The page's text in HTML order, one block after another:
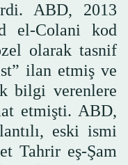
ABD, 2013
el-Colani kod
olarak tasnif
ilan etmiş ve
bilgi verenlere
etmişti. ABD,
eski ismi
Tahrir eş-Şam